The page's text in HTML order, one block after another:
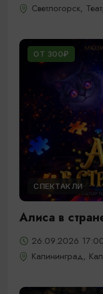
Светлогорск,
ОТ 300₽
СПЕКТАКЛИ
Алиса в
26.09.2026
Калининград,